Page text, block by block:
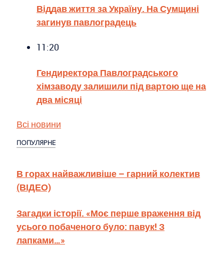
Віддав життя за Україну. На Сумщині
загинув павлоградець
11:20
Гендиректора Павлоградського
хімзаводу залишили під вартою ще на
два місяці
Всі новини
ПОПУЛЯРНЕ
В горах найважливіше – гарний колектив
(ВІДЕО)
Загадки історії. «Моє перше враження від
усього побаченого було: павук! З
лапками…»